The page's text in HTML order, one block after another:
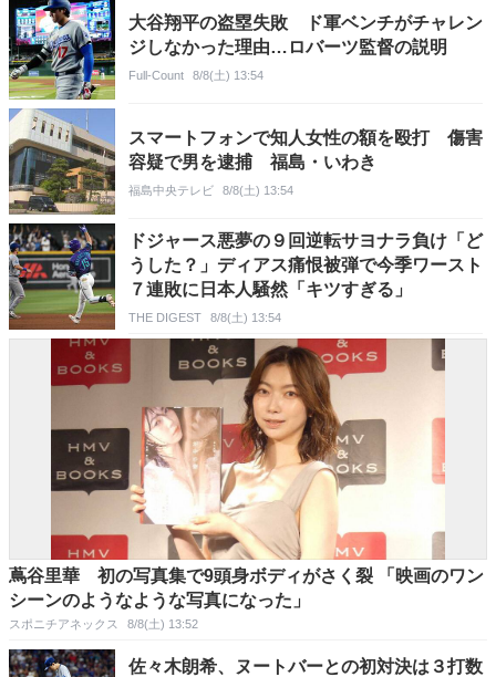
大谷翔平の盗塁失敗 ド軍ベンチがチャレン
ジしなかった理由…ロバーツ監督の説明
Full-Count 8/8(土) 13:54
スマートフォンで知人女性の額を殴打 傷害
容疑で男を逮捕 福島・いわき
福島中央テレビ 8/8(土) 13:54
ドジャース悪夢の９回逆転サヨナラ負け「ど
うした？」ディアス痛恨被弾で今季ワースト
７連敗に日本人騒然「キツすぎる」
THE DIGEST 8/8(土) 13:54
蔦谷里華 初の写真集で9頭身ボディがさく裂 「映画のワン
シーンのようなような写真になった」
スポニチアネックス 8/8(土) 13:52
佐々木朗希、ヌートバーとの初対決は３打数